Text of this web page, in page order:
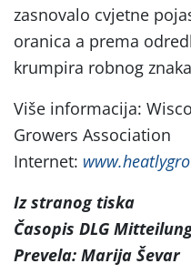
zasnovalo cvjetne
oranica a prema
krumpira robnog
Više informacija:
Growers Association
Internet:
Iz stranog tiska
Časopis DLG
Prevela: Marija Ševar